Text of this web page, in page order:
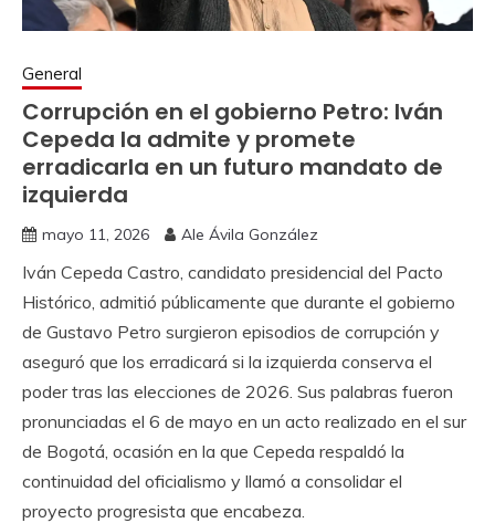
General
Corrupción en el gobierno Petro: Iván
Cepeda la admite y promete
erradicarla en un futuro mandato de
izquierda
mayo 11, 2026 Ale Ávila González
Iván Cepeda Castro, candidato presidencial del Pacto
Histórico, admitió públicamente que durante el gobierno
de Gustavo Petro surgieron episodios de corrupción y
aseguró que los erradicará si la izquierda conserva el
poder tras las elecciones de 2026. Sus palabras fueron
pronunciadas el 6 de mayo en un acto realizado en el sur
de Bogotá, ocasión en la que Cepeda respaldó la
continuidad del oficialismo y llamó a consolidar el
proyecto progresista que encabeza.